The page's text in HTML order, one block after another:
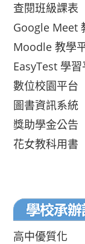
查閱班級課表
Google Meet
Moodle 教學
EasyTest 學習
數位校園平台
圖書資訊系統
獎助學金公告
花女教科用書
高中優質化